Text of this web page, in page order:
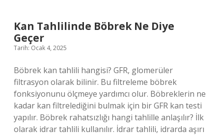
Kan Tahlilinde Böbrek Ne Diye
Geçer
Tarih: Ocak 4, 2025
Böbrek kan tahlili hangisi? GFR, glomerüler
filtrasyon olarak bilinir. Bu filtreleme böbrek
fonksiyonunu ölçmeye yardımcı olur. Böbreklerin ne
kadar kan filtrelediğini bulmak için bir GFR kan testi
yapılır. Böbrek rahatsızlığı hangi tahlille anlaşılır? İlk
olarak idrar tahlili kullanılır. İdrar tahlili, idrarda aşırı